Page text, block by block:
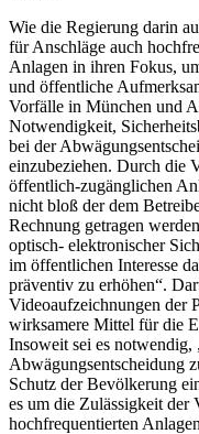
Wie die Regierung darin
für Anschläge auch
Anlagen in ihren Fokus,
und öffentliche
Vorfälle in München und
Notwendigkeit,
bei der
einzubeziehen. Durch die
öffentlich-zugänglichen
nicht bloß der dem
Rechnung getragen
optisch- elektronischer
im öffentlichen Interesse
präventiv zu erhöhen“.
Videoaufzeichnungen der
wirksamere Mittel für die
Insoweit sei es notwendig,
Abwägungsentscheidung
Schutz der Bevölkerung
es um die Zulässigkeit der
hochfrequentierten